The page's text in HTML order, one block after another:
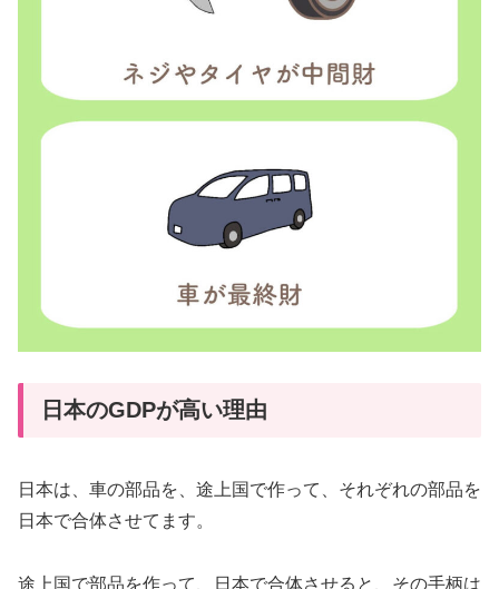
日本のGDPが高い理由
日本は、車の部品を、途上国で作って、それぞれの部品を
日本で合体させてます。
途上国で部品を作って、日本で合体させると、その手柄は